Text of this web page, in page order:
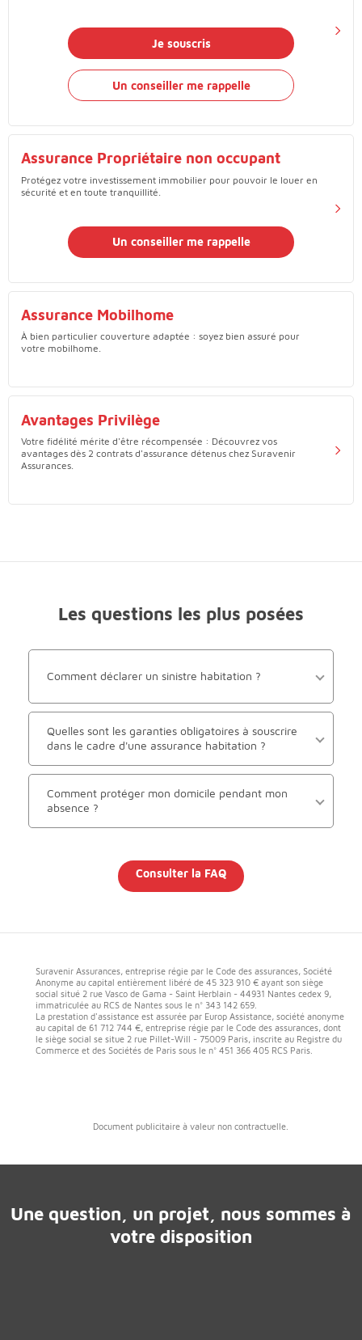
Je souscris
Un conseiller me rappelle
Assurance Propriétaire non occupant
Protégez votre investissement immobilier pour pouvoir le louer en
sécurité et en toute tranquillité.
Un conseiller me rappelle
Assurance Mobilhome
À bien particulier couverture adaptée : soyez bien assuré pour
votre mobilhome.
Avantages Privilège
Votre fidélité mérite d'être récompensée : Découvrez vos
avantages dès 2 contrats d'assurance détenus chez Suravenir
Assurances.
Les questions les plus posées
Comment déclarer un sinistre habitation ?
Quelles sont les garanties obligatoires à souscrire
dans le cadre d'une assurance habitation ?
Comment protéger mon domicile pendant mon
absence ?
Consulter la FAQ
Suravenir Assurances, entreprise régie par le Code des assurances, Société
Anonyme au capital entièrement libéré de 45 323 910 € ayant son siège
social situé 2 rue Vasco de Gama - Saint Herblain - 44931 Nantes cedex 9,
immatriculée au RCS de Nantes sous le n° 343 142 659.
La prestation d'assistance est assurée par Europ Assistance, société anonyme
au capital de 61 712 744 €, entreprise régie par le Code des assurances, dont
le siège social se situe 2 rue Pillet-Will - 75009 Paris, inscrite au Registre du
Commerce et des Sociétés de Paris sous le n° 451 366 405 RCS Paris.
Document publicitaire à valeur non contractuelle.
Une question, un projet, nous sommes à
votre disposition